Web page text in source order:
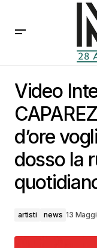
scrollarvi di
Video
d’ore
dosso la
artisti news 13